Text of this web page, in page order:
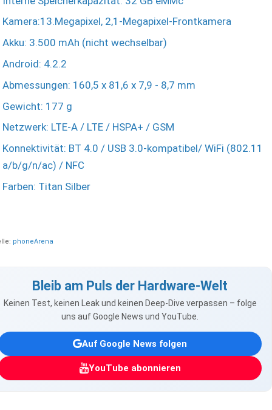
Kamera:13.Megapixel, 2,1-Megapixel-Frontkamera
Akku: 3.500 mAh (nicht wechselbar)
Android: 4.2.2
Abmessungen: 160,5 x 81,6 x 7,9 - 8,7 mm
Gewicht: 177 g
Netzwerk: LTE-A / LTE / HSPA+ / GSM
Konnektivität: BT 4.0 / USB 3.0-kompatibel/ WiFi (802.11
a/b/g/n/ac) / NFC
Farben: Titan Silber
phoneArena
Bleib am Puls der Hardware-Welt
Keinen Test, keinen Leak und keinen Deep-Dive verpassen – folge
uns auf Google News und YouTube.
Auf Google News folgen
YouTube abonnieren